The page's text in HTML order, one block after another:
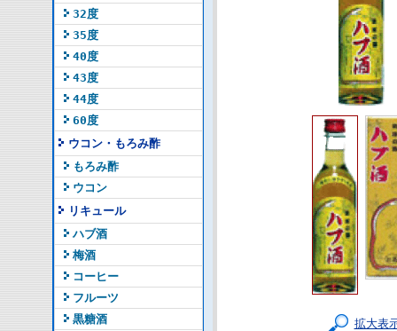
32度
35度
40度
43度
44度
60度
ウコン・もろみ酢
もろみ酢
ウコン
リキュール
ハブ酒
梅酒
コーヒー
フルーツ
黒糖酒
拡大表